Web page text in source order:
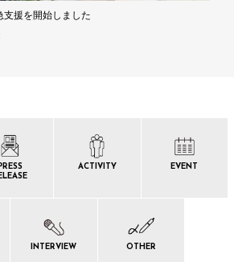
支援を開始しました
PRESS
ACTIVITY EVENT
INTERVIEW OTHER